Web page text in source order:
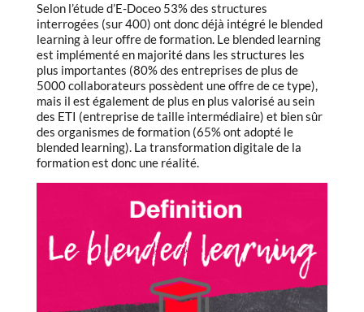
Selon l’étude d’E-Doceo 53% des structures
interrogées (sur 400) ont donc déjà intégré le blended
learning à leur offre de formation. Le blended learning
est implémenté en majorité dans les structures les
plus importantes (80% des entreprises de plus de
5000 collaborateurs possèdent une offre de ce type),
mais il est également de plus en plus valorisé au sein
des ETI (entreprise de taille intermédiaire) et bien sûr
des organismes de formation (65% ont adopté le
blended learning). La transformation digitale de la
formation est donc une réalité.